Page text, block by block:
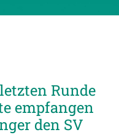
Runde
empfangen
den SV